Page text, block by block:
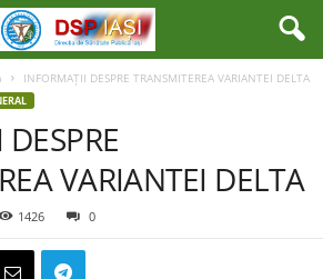
INFORMAȚII DESPRE TRANSMITEREA VARIANTEI DELTA
VARIANTEI DELTA
1426 0